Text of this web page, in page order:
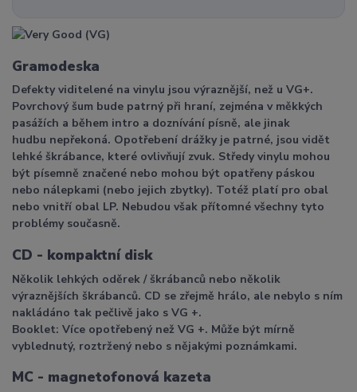
Gramodeska
Defekty viditelené na vinylu jsou výraznější, než u VG+.
Povrchový šum bude patrný při hraní, zejména v měkkých
pasážích a během intro a doznívání písně, ale jinak
hudbu nepřekoná. Opotřebení drážky je patrné, jsou vidět
lehké škrábance, které ovlivňují zvuk. Středy vinylu mohou
být písemně značené nebo mohou být opatřeny páskou
nebo nálepkami (nebo jejich zbytky). Totéž platí pro obal
nebo vnitří obal LP. Nebudou však přítomné všechny tyto
problémy současně.
CD - kompaktní disk
Několik lehkých oděrek / škrábanců nebo několik
výraznějších škrábanců. CD se zřejmě hrálo, ale nebylo s ním
nakládáno tak pečlivě jako s VG +.
Booklet: Více opotřebený než VG +. Může být mírně
vyblednutý, roztržený nebo s nějakými poznámkami.
MC - magnetofonová kazeta